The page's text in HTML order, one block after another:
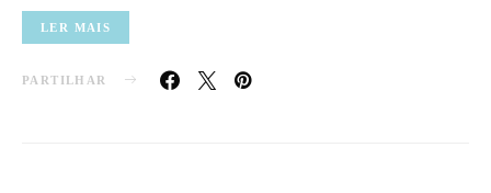
LER MAIS
PARTILHAR